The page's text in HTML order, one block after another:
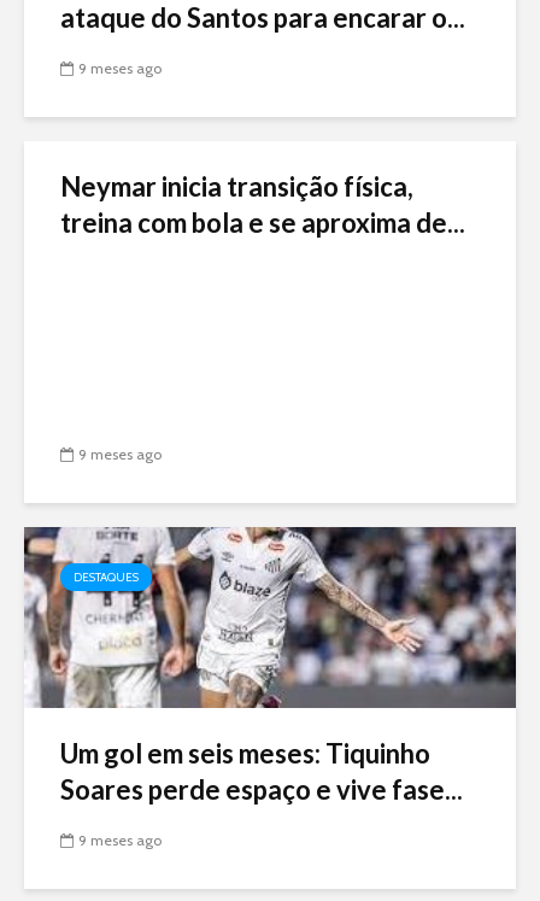
ataque do Santos para encarar o...
9 meses ago
Neymar inicia transição física,
treina com bola e se aproxima de...
9 meses ago
DESTAQUES
Um gol em seis meses: Tiquinho
Soares perde espaço e vive fase...
9 meses ago